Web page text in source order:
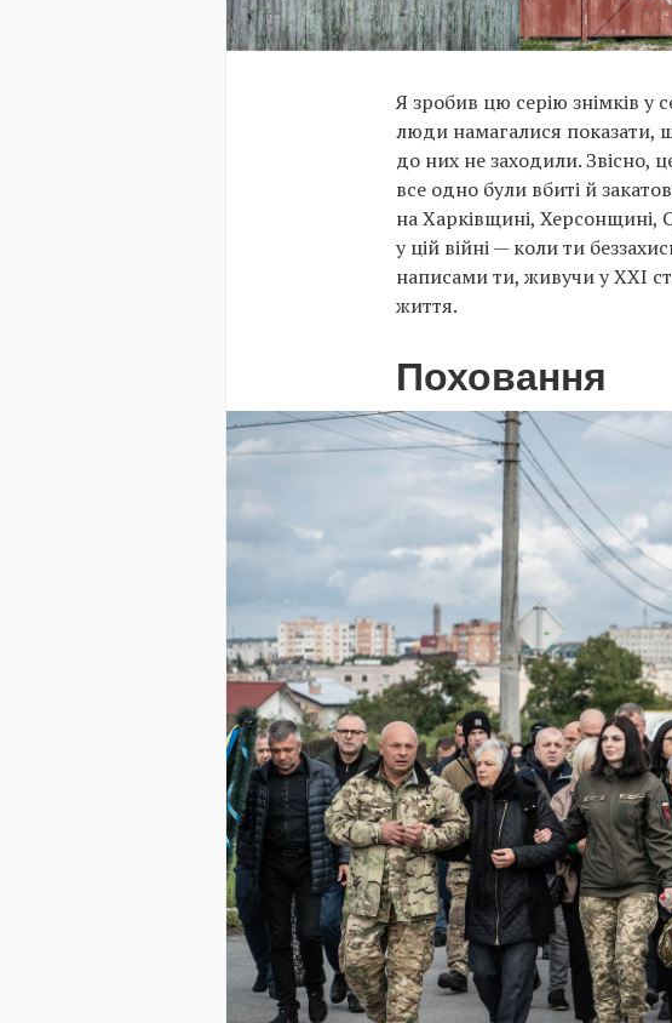
Я зробив цю серію знімків у
люди намагалися показати,
до них не заходили. Звісно,
все одно були вбиті й
на Харківщині, Херсонщині,
у цій війні — коли ти
написами ти, живучи у XXI
життя.
Поховання